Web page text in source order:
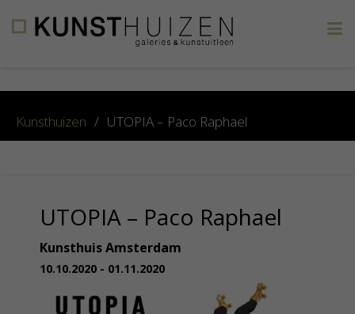
Kunsthuizen / UTOPIA – Paco Raphael
UTOPIA – Paco Raphael
Kunsthuis Amsterdam
10.10.2020 - 01.11.2020